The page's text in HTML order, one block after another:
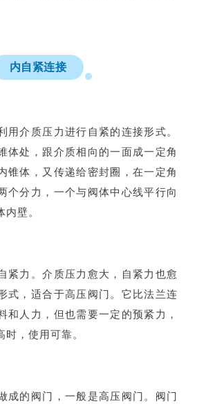
内自紧连接
用介质压力进行自紧的连接形式。
体处，跟介质相向的一面成一定角
锥体，又传递给密封圈，在一定角
个分力，一个与阀体中心线平行向
壁。
紧力。介质压力愈大，自紧力也愈
式，适合于高压阀门。它比法兰连
和人力，但也需要一定的预紧力，
，使用可靠。
成的阀门，一般是高压阀门。阀门